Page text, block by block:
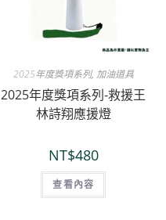
2025年度獎項系列, 加油道具
2025年度獎項系列-救援王
林詩翔應援燈
NT$480
查看內容